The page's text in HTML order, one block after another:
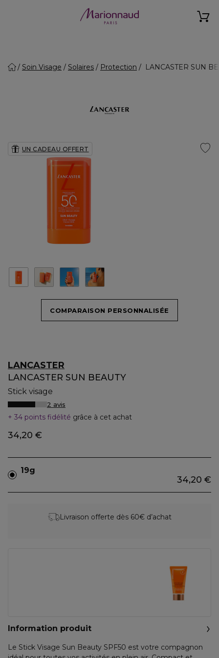
Soin Visage Solaires Protection LANCASTER SUN
UN CADEAU OFFERT
COMPARAISON PERSONNALISÉE
LANCASTER
LANCASTER SUN BEAUTY
Stick visage
2 avis
34 points fidélité grâce à cet achat
34,20 €
19g
34,20 €
Livraison offerte dès 60€ d’achat
Information produit
Le Stick Visage Sun Beauty SPF50 est votre compagnon